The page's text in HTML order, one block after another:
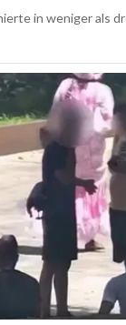
in weniger als